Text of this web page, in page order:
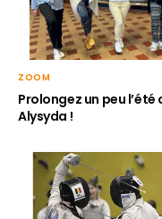
ZOOM
Prolongez un peu l’été
Alysyda !